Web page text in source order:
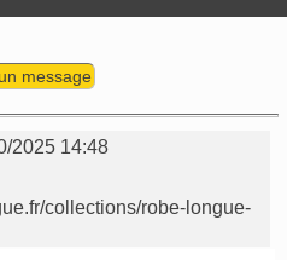
message
2025 14:48
collections/robe-longue-